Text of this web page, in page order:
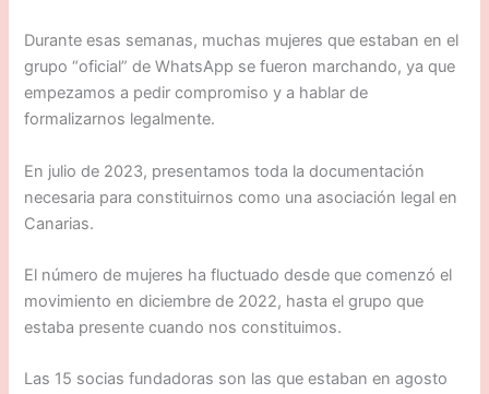
Durante esas semanas, muchas mujeres que estaban en el
grupo “oficial” de WhatsApp se fueron marchando, ya que
empezamos a pedir compromiso y a hablar de
formalizarnos legalmente.
En julio de 2023, presentamos toda la documentación
necesaria para constituirnos como una asociación legal en
Canarias.
El número de mujeres ha fluctuado desde que comenzó el
movimiento en diciembre de 2022, hasta el grupo que
estaba presente cuando nos constituimos.
Las 15 socias fundadoras son las que estaban en agosto